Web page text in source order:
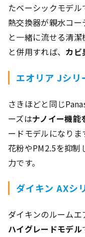
たベーシックモデル
熱交換器が親水コ
と一緒に流せる清
と併用すれば、 カビ
エオリア Jシリ
さきほどと同じ
ーズはナノイー機能
ードモデルになりま
花粉やPM2.5を抑制
力です。
ダイキン AXシ
ダイキンのルーム
ハイグレードモデル